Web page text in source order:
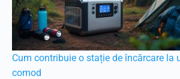
Cum contribuie o stație de încărcare la
comod